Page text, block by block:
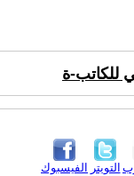
للكاتب-ة
الفيسبوك التويتر